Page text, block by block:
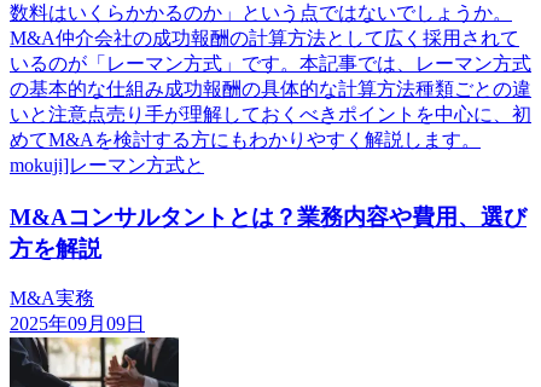
数料はいくらかかるのか」という点ではないでしょうか。
M&A仲介会社の成功報酬の計算方法として広く採用されて
いるのが「レーマン方式」です。本記事では、レーマン方式
の基本的な仕組み成功報酬の具体的な計算方法種類ごとの違
いと注意点売り手が理解しておくべきポイントを中心に、初
めてM&Aを検討する方にもわかりやすく解説します。
mokuji]レーマン方式と
M&Aコンサルタントとは？業務内容や費用、選び
方を解説
M&A実務
2025年09月09日